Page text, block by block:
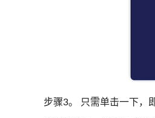
步骤3。 只需单击一下，